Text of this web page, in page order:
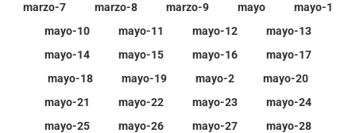
marzo-7
marzo-8 marzo-9 mayo
mayo-1
mayo-10
mayo-11 mayo-12
mayo-13
mayo-14
mayo-15 mayo-16
mayo-17
mayo-18
mayo-19 mayo-2
mayo-20
mayo-21
mayo-22 mayo-23
mayo-24
mayo-25
mayo-26 mayo-27
mayo-28